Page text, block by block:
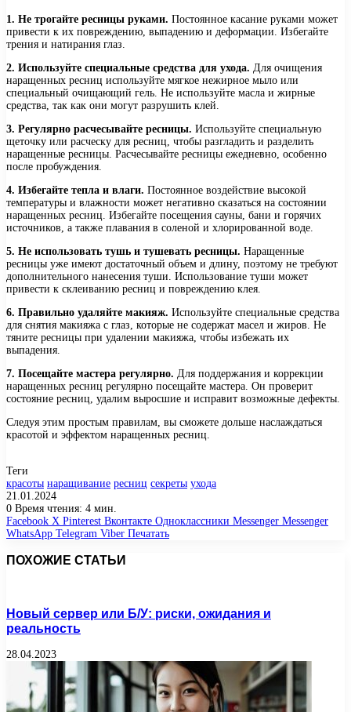
1. Не трогайте ресницы руками. Постоянное касание руками может
привести к их повреждению, выпадению и деформации. Избегайте
трения и натирания глаз.
2. Используйте специальные средства для ухода. Для очищения
наращенных ресниц используйте мягкое нежирное мыло или
специальный очищающий гель. Не используйте масла и жирные
средства, так как они могут разрушить клей.
3. Регулярно расчесывайте ресницы. Используйте специальную
щеточку или расческу для ресниц, чтобы разгладить и разделить
наращенные ресницы. Расчесывайте ресницы ежедневно, особенно
после пробуждения.
4. Избегайте тепла и влаги. Постоянное воздействие высокой
температуры и влажности может негативно сказаться на состоянии
наращенных ресниц. Избегайте посещения сауны, бани и горячих
источников, а также плавания в соленой и хлорированной воде.
5. Не использовать тушь и тушевать ресницы. Наращенные
ресницы уже имеют достаточный объем и длину, поэтому не требуют
дополнительного нанесения туши. Использование туши может
привести к склеиванию ресниц и повреждению клея.
6. Правильно удаляйте макияж. Используйте специальные средства
для снятия макияжа с глаз, которые не содержат масел и жиров. Не
тяните ресницы при удалении макияжа, чтобы избежать их
выпадения.
7. Посещайте мастера регулярно. Для поддержания и коррекции
наращенных ресниц регулярно посещайте мастера. Он проверит
состояние ресниц, удалим выросшие и исправит возможные дефекты.
Следуя этим простым правилам, вы сможете дольше наслаждаться
красотой и эффектом наращенных ресниц.
Теги
красоты наращивание ресниц секреты ухода
21.01.2024
0 Время чтения: 4 мин.
Facebook X Pinterest Вконтакте Одноклассники Messenger Messenger
WhatsApp Telegram Viber Печатать
ПОХОЖИЕ СТАТЬИ
Новый сервер или Б/У: риски, ожидания и
реальность
28.04.2023